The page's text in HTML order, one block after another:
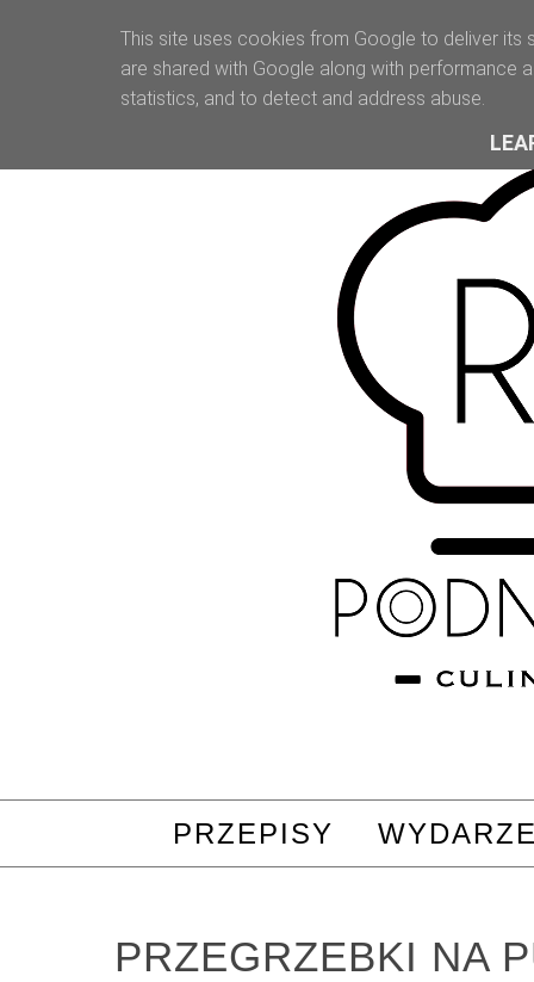
PRZEPISY
PRZEGRZEBKI NA
This site uses cookies from Google to deliver its
are shared with Google along with performance
statistics, and to detect and address abuse.